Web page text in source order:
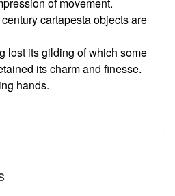
of movement.
cartapesta objects are
lost its gilding of which some
its charm and finesse.
hands.